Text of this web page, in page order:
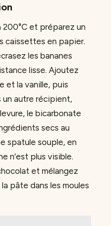
et préparez un
caissettes en papier.
les bananes
lisse. Ajoutez
et la vanille, puis
un autre récipient,
le bicarbonate
secs au
spatule souple, en
n’est plus visible.
et mélangez
pâte dans les moules